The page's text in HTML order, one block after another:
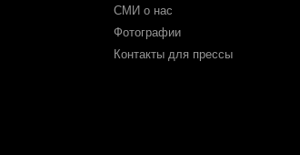
СМИ о нас
Фотографии
Контакты для прессы